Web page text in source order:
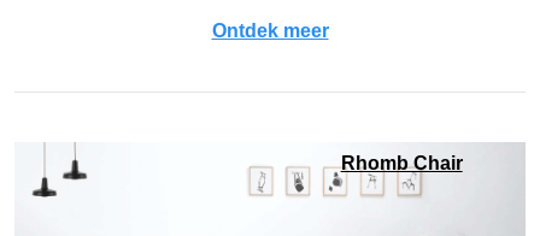
Ontdek meer
Rhomb Chair